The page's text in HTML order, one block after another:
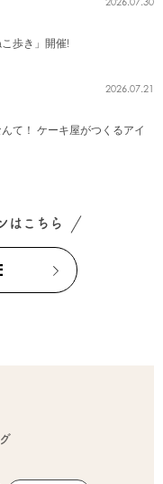
歩き」開催!
2026.07.21
て！ ケーキ屋がつくるアイ
はこちら